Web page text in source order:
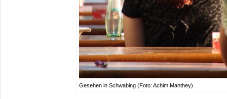
Gesehen in Schwabing (Foto: Achim Manthey)